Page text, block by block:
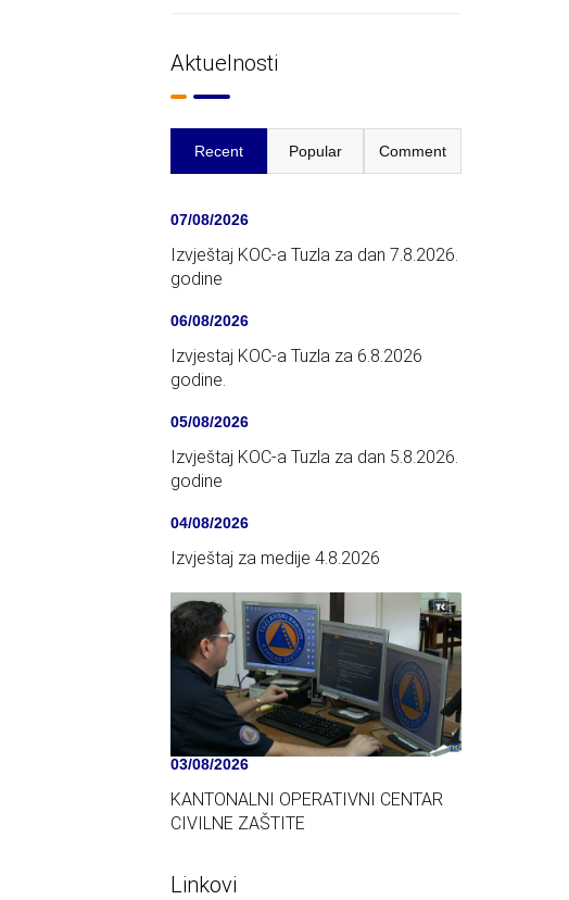
Aktuelnosti
Recent Popular Comment
07/08/2026
Izvještaj KOC-a Tuzla za dan 7.8.2026.
godine
06/08/2026
Izvjestaj KOC-a Tuzla za 6.8.2026
godine.
05/08/2026
Izvještaj KOC-a Tuzla za dan 5.8.2026.
godine
04/08/2026
Izvještaj za medije 4.8.2026
03/08/2026
KANTONALNI OPERATIVNI CENTAR
CIVILNE ZAŠTITE
Linkovi